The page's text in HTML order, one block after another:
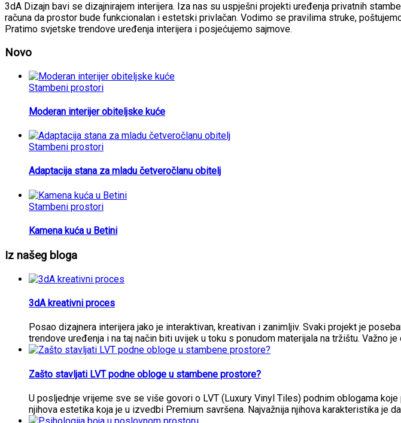
3dA Dizajn bavi se dizajnirajem interijera. Iza nas su uspješni projekti uređenja privatnih
računa da prostor bude funkcionalan i estetski privlačan. Vodimo se pravilima struke,
Pratimo svjetske trendove uređenja interijera i posjećujemo sajmove.
Novo
Stambeni prostori
Moderan interijer obiteljske kuće
Stambeni prostori
Adaptacija stana za mladu četveročlanu obitelj
Stambeni prostori
Kamena kuća u Betini
Iz našeg bloga
3dA kreativni proces
Posao dizajnera interijera jako je interaktivan, kreativan i zanimljiv. Svaki projekt je
trendove uređenja i na taj način biti uvijek u toku s ponudom materijala na tržištu. Važno
Zašto stavljati LVT podne obloge u stambene prostore?
U posljednje vrijeme sve se više govori o LVT (Luxury Vinyl Tiles) podnim oblogama
njihova estetika koja je u izvedbi Premium savršena. Najvažnija njihova karakteristika je